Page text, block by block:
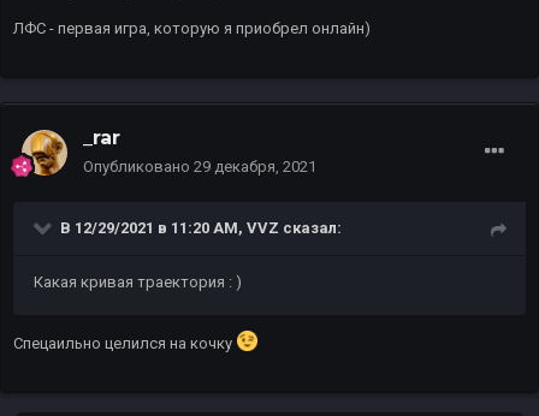
ЛФС - первая игра, которую я приобрел онлайн)
_rar
Опубликовано 29 декабря, 2021
В 12/29/2021 в 11:20 AM, VVZ сказал:
Какая кривая траектория : )
Спецаильно целился на кочку